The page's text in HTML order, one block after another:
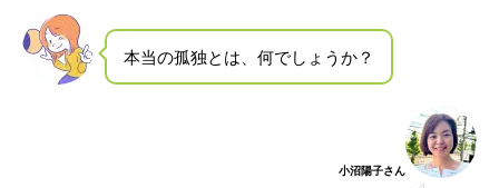
本当の孤独とは、何でしょうか？
小沼陽子さん